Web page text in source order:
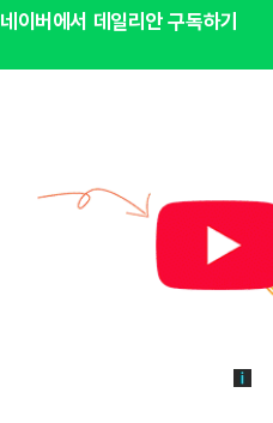
네이버에서 데일리안 구독하기